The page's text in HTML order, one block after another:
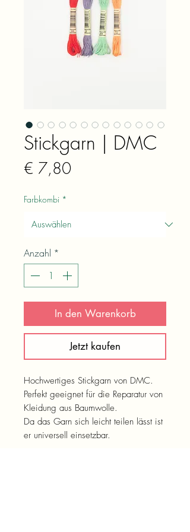
Stickgarn | DMC
€ 7,80Preis
Farbkombi *
Anzahl *
In den Warenkorb
Jetzt kaufen
Hochwertiges Stickgarn von DMC.
Perfekt geeignet für die Reparatur von
Kleidung aus Baumwolle.
Da das Garn sich leicht teilen lässt ist
er universell einsetzbar.